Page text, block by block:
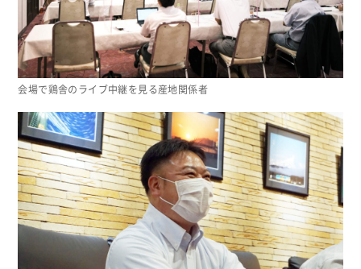
会場で鶏舎のライブ中継を見る産地関係者